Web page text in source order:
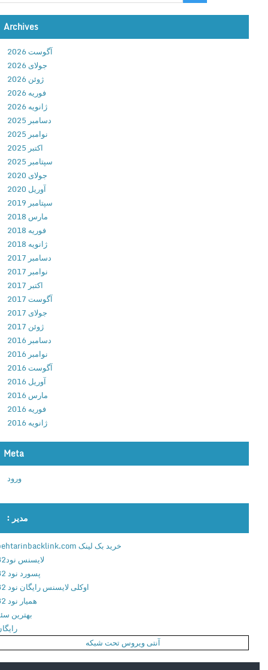
د
C
a
n
d
y
C
a
m
e
r
a
5
.
4
.
6
2
ر
ن
م
ه
د
و
ر
ب
ی
ب
ا
ی
ا
ر
Archives
آگوست 2026
جولای 2026
ژوئن 2026
فوریه 2026
ژانویه 2026
دسامبر 2025
نوامبر 2025
سپتامبر 2025
جولای 2020
آوریل 2020
سپتامبر 2019
مارس 2018
فوریه 2018
ژانویه 2018
دسامبر 2017
نوامبر 2017
آگوست 2017
جولای 2017
ژوئن 2017
دسامبر 2016
نوامبر 2016
آگوست 2016
آوریل 2016
مارس 2016
فوریه 2016
ژانویه 2016
Meta
مدیر :
خرید بک لینک behtarinbacklink.com
لایسنس نود32
پسورد نود 32
اوکلی لایسنس رایگان نود 32
همیار نود 32
بهترین سئو
رایگان
آنتی ویروس تحت شبکه